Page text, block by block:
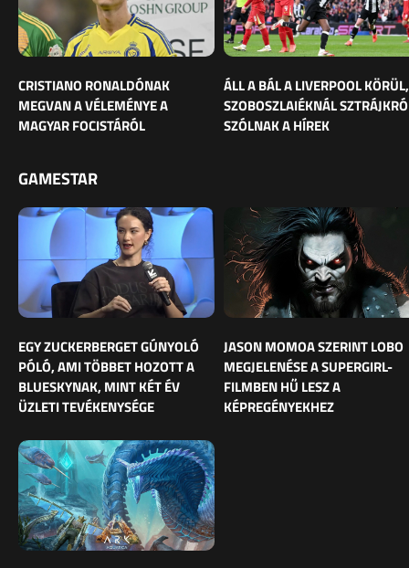
CRISTIANO RONALDÓNAK
MEGVAN A VÉLEMÉNYE A
MAGYAR FOCISTÁRÓL
ÁLL A BÁL A LIVERPOOL KÖRÜL,
SZOBOSZLAIÉKNÁL
SZÓLNAK A HÍREK
GAMESTAR
EGY ZUCKERBERGET GÚNYOLÓ
PÓLÓ, AMI TÖBBET HOZOTT A
BLUESKYNAK, MINT KÉT ÉV
ÜZLETI TEVÉKENYSÉGE
JASON MOMOA SZERINT LOBO
MEGJELENÉSE A SUPERGIRL-
FILMBEN HŰ LESZ A
KÉPREGÉNYEKHEZ